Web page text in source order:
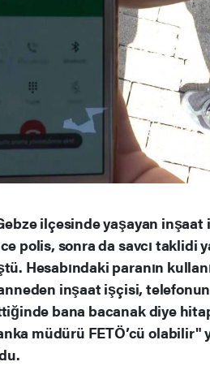
ilçesinde yaşayan
polis, sonra da savcı taklidi
Hesabındaki paranın
inşaat işçisi,
bana bacanak diye
müdürü FETÖ’cü olabilir"